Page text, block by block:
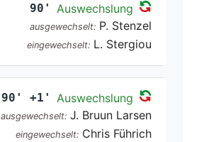
90' Auswechslung
ausgewechselt: P. Stenzel
eingewechselt: L. Stergiou
90' +1' Auswechslung
ausgewechselt: J. Bruun Larsen
eingewechselt: Chris Führich